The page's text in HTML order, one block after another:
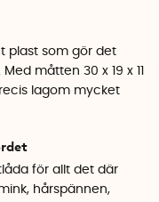
plast som gör det
måtten 30 x 19 x 11
lagom mycket
för allt det där
hårspännen,